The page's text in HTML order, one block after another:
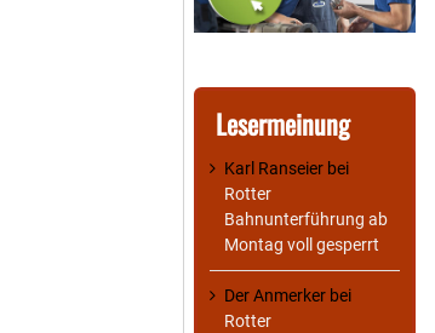
Lesermeinung
Karl Ranseier bei
Rotter
Bahnunterführung ab
Montag voll gesperrt
Der Anmerker bei
Rotter